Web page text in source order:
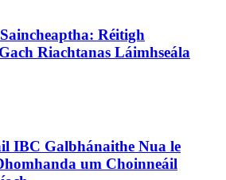
Réitigh
Riachtanas Láimhseála
IBC Galbhánaithe Nua le
um Choinneáil